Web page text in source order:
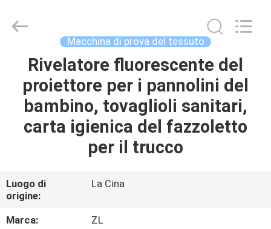
CASA
PRODOTTI
CIRCA
NOI
Instrument
Technology
Macchina di prova del tessuto
Rivelatore fluorescente del
proiettore per i pannolini del
bambino, tovaglioli sanitari,
carta igienica del fazzoletto
per il trucco
Luogo di
origine:
La Cina
Marca:
ZL